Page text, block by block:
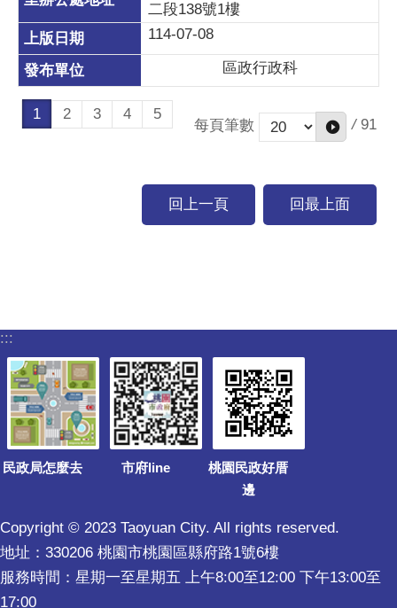
二段138號1樓
114-07-08
區政行政科
1 2 3 4 5
每頁筆數 / 91
回上一頁 回最上面
:::
民政局怎麼去 市府line
桃園民政好厝
邊
Copyright © 2023 Taoyuan City. All rights reserved.
地址：330206 桃園市桃園區縣府路1號6樓
服務時間：星期一至星期五 上午8:00至12:00 下午13:00至
17:00